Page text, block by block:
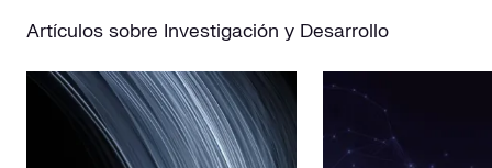
Artículos sobre Investigación y Desarrollo